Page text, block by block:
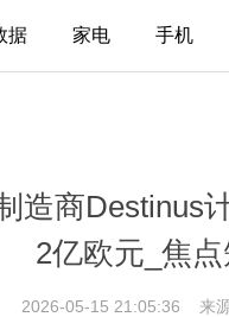
据 家电 手机
造商Destinus
2亿欧元_焦
2026-05-15 21:05:36 来